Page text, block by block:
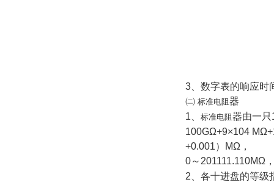
3、数字表的响应时
㈡ 标准电阻 器
1、 标准电阻 器由一只
100GΩ+9×104
+0.001）MΩ，
0～201111.110MΩ
2、各十进盘的等级